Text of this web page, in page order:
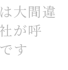
の集客戦
フバラン
大間違
が呼
す